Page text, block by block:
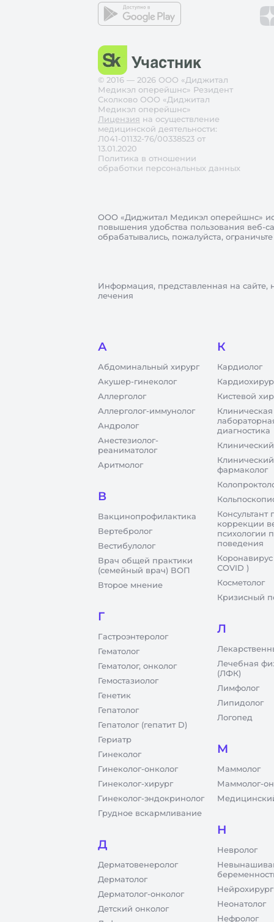
© 2016 — 2026 ООО «Диджитал
Медикэл оперейшнс» Резидент
Сколково ООО «Диджитал
Медикэл оперейшнс»
Лицензия на осуществление
медицинской деятельности:
Л041-01132-76/00338523 от
13.01.2020
Политика в отношении
обработки персональных данных
ООО «Диджитал Медикэл оперейшнс»
повышения удобства пользования веб-
обрабатывались, пожалуйста,
Информация, представленная на сайте,
лечения
А
Абдоминальный хирург
Акушер-гинеколог
Аллерголог
Аллерголог-иммунолог
Андролог
Анестезиолог-
реаниматолог
Аритмолог
В
Вакцинопрофилактика
Вертебролог
Вестибулолог
Врач общей практики
(семейный врач) ВОП
Второе мнение
Г
Гастроэнтеролог
Гематолог
Гематолог, онколог
Гемостазиолог
Генетик
Гепатолог
Гепатолог (гепатит D)
Гериатр
Гинеколог
Гинеколог-онколог
Гинеколог-хирург
Гинеколог-эндокринолог
Грудное вскармливание
Д
Дерматовенеролог
Дерматолог
Дерматолог-онколог
Детский онколог
К
Кардиолог
Кистевой
Клиническая
диагностика
Клинический
фармаколог
Консультант
коррекции
психологии
поведения
COVID )
Косметолог
Кризисный
Л
Лечебная
(ЛФК)
Лимфолог
Липидолог
Логопед
М
Маммолог
Маммолог-
Н
Невролог
Нейрохирург
Неонатолог
Нефролог